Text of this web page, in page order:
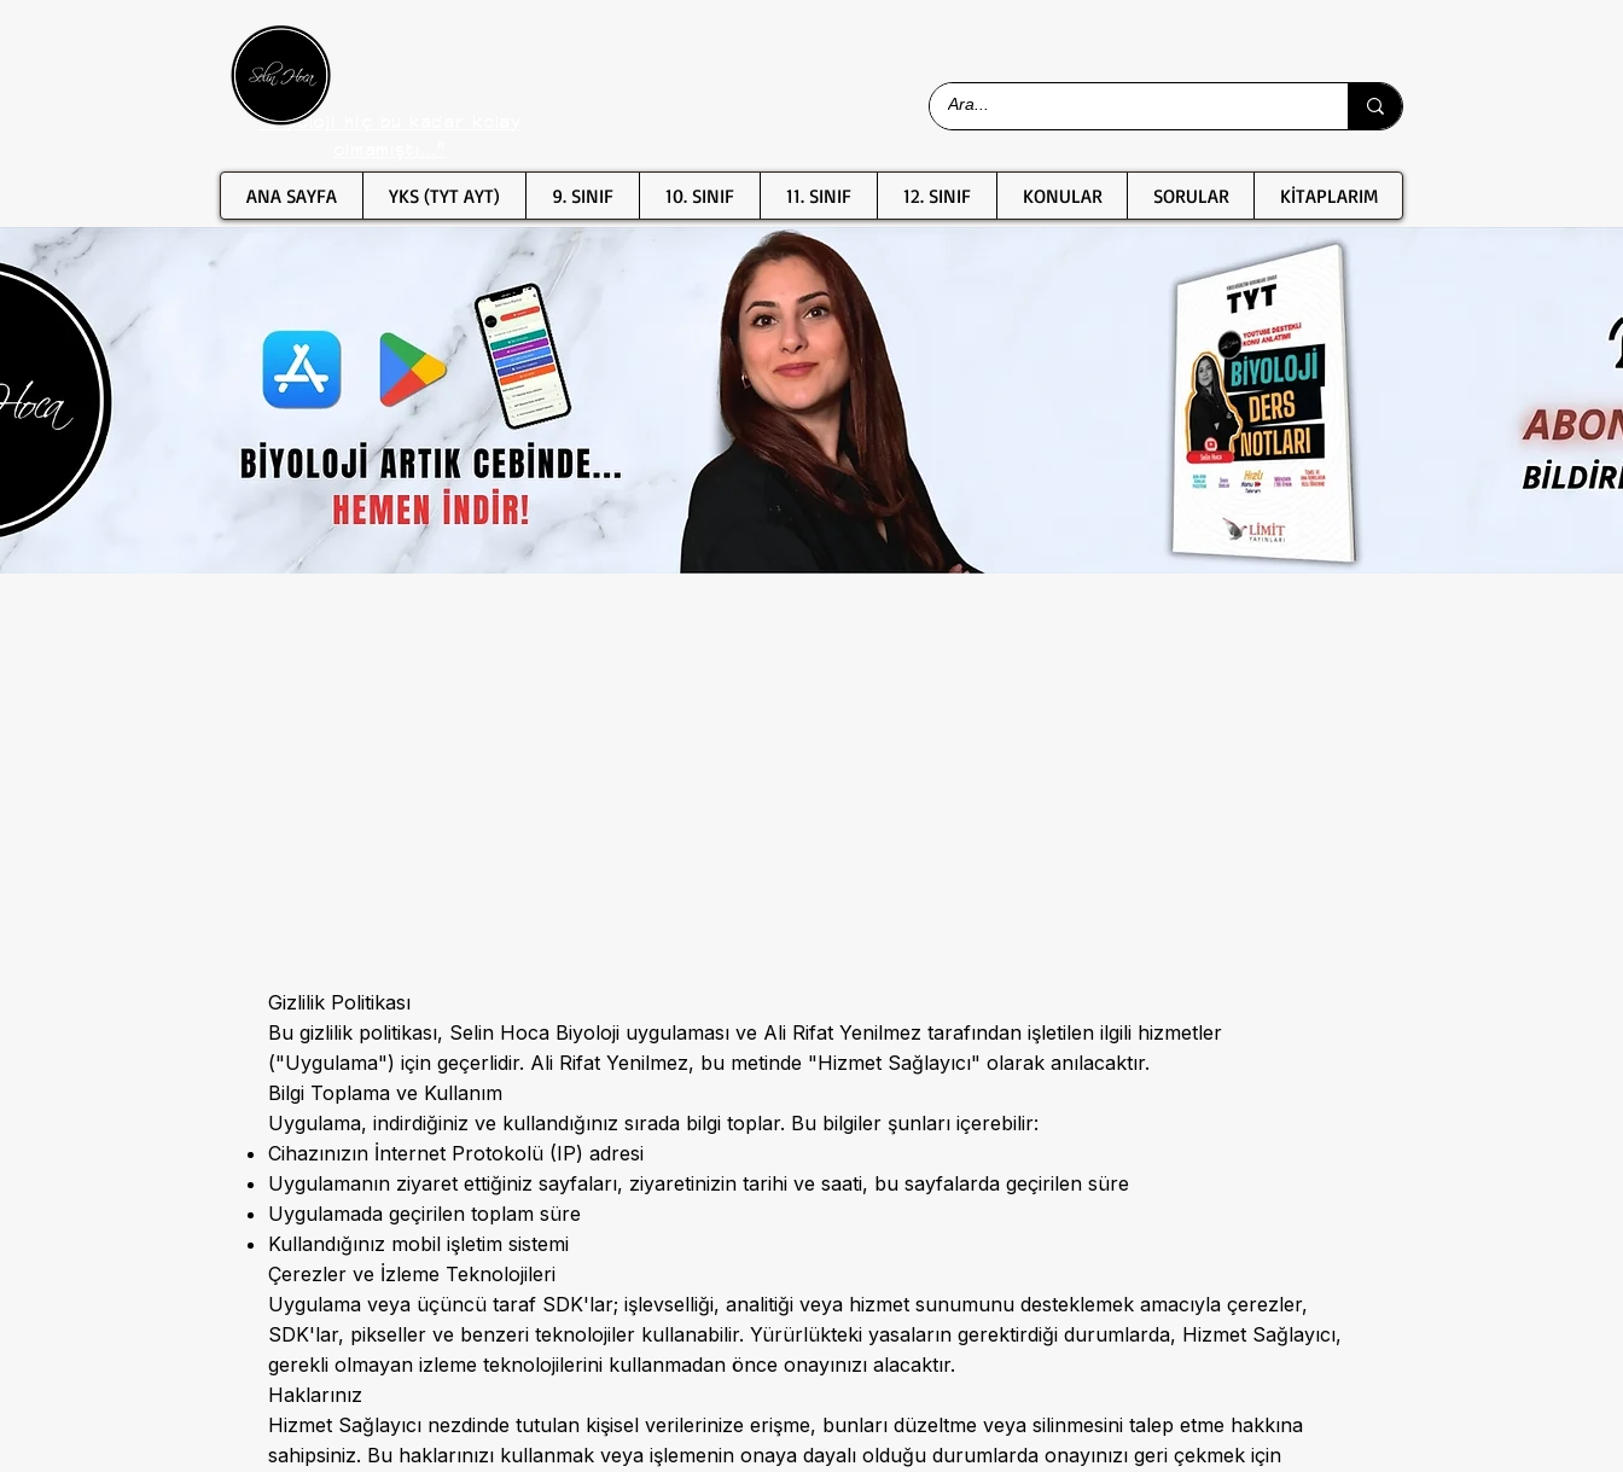
"Biyoloji hiç bu kadar kolay
ANA SAYFA YKS (TYT AYT) 9. SINIF 10. SINIF 11. SINIF 12. SINIF KONULAR SORULAR KİTAPLARIM
Gizlilik Politikası
Bu gizlilik politikası, Selin Hoca Biyoloji uygulaması ve Ali Rifat Yenilmez tarafından işletilen ilgili hizmetler
("Uygulama") için geçerlidir. Ali Rifat Yenilmez, bu metinde "Hizmet Sağlayıcı" olarak anılacaktır.
Bilgi Toplama ve Kullanım
Uygulama, indirdiğiniz ve kullandığınız sırada bilgi toplar. Bu bilgiler şunları içerebilir:
Cihazınızın İnternet Protokolü (IP) adresi
Uygulamanın ziyaret ettiğiniz sayfaları, ziyaretinizin tarihi ve saati, bu sayfalarda geçirilen süre
Uygulamada geçirilen toplam süre
Kullandığınız mobil işletim sistemi
Çerezler ve İzleme Teknolojileri
Uygulama veya üçüncü taraf SDK'lar; işlevselliği, analitiği veya hizmet sunumunu desteklemek amacıyla çerezler,
SDK'lar, pikseller ve benzeri teknolojiler kullanabilir. Yürürlükteki yasaların gerektirdiği durumlarda, Hizmet Sağlayıcı,
gerekli olmayan izleme teknolojilerini kullanmadan önce onayınızı alacaktır.
Haklarınız
Hizmet Sağlayıcı nezdinde tutulan kişisel verilerinize erişme, bunları düzeltme veya silinmesini talep etme hakkına
sahipsiniz. Bu haklarınızı kullanmak veya işlemenin onaya dayalı olduğu durumlarda onayınızı geri çekmek için